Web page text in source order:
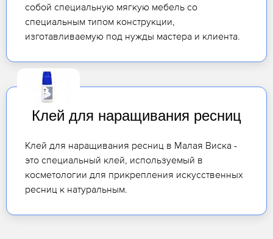
собой специальную мягкую мебель со
специальным типом конструкции,
изготавливаемую под нужды мастера и клиента.
Клей для наращивания ресниц
Клей для наращивания ресниц в Малая Виска -
это специальный клей, используемый в
косметологии для прикрепления искусственных
ресниц к натуральным.